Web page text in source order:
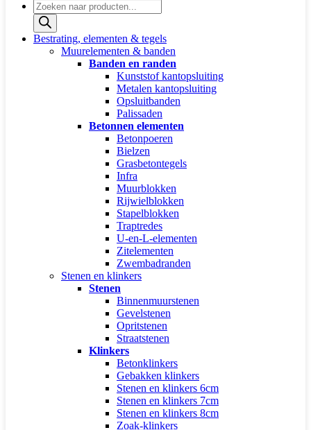
Producten
zoeken
Bestrating, elementen & tegels
Muurelementen & banden
Banden en randen
Kunststof kantopsluiting
Metalen kantopsluiting
Opsluitbanden
Palissaden
Betonnen elementen
Betonpoeren
Bielzen
Grasbetontegels
Infra
Muurblokken
Rijwielblokken
Stapelblokken
Traptredes
U-en-L-elementen
Zitelementen
Zwembadranden
Stenen en klinkers
Stenen
Binnenmuurstenen
Gevelstenen
Opritstenen
Straatstenen
Klinkers
Betonklinkers
Gebakken klinkers
Stenen en klinkers 6cm
Stenen en klinkers 7cm
Stenen en klinkers 8cm
Zoak-klinkers